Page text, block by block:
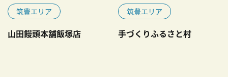
筑豊エリア
山田饅頭本舗飯塚店
筑豊エリア
手づくりふるさと村